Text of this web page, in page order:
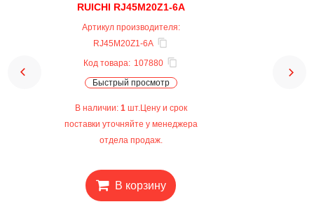
RUICHI RJ45M20Z1-6A
Артикул производителя:
RJ45M20Z1-6A
Код товара: 107880
Быстрый просмотр
В наличии: 1 шт.Цену и срок
поставки уточняйте у менеджера
отдела продаж.
В корзину